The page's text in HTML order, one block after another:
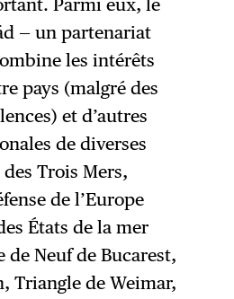
Parmi eux, le
— un partenariat
les intérêts
pays (malgré des
et d’autres
de diverses
Trois Mers,
de l’Europe
États de la mer
Neuf de Bucarest,
Triangle de Weimar,